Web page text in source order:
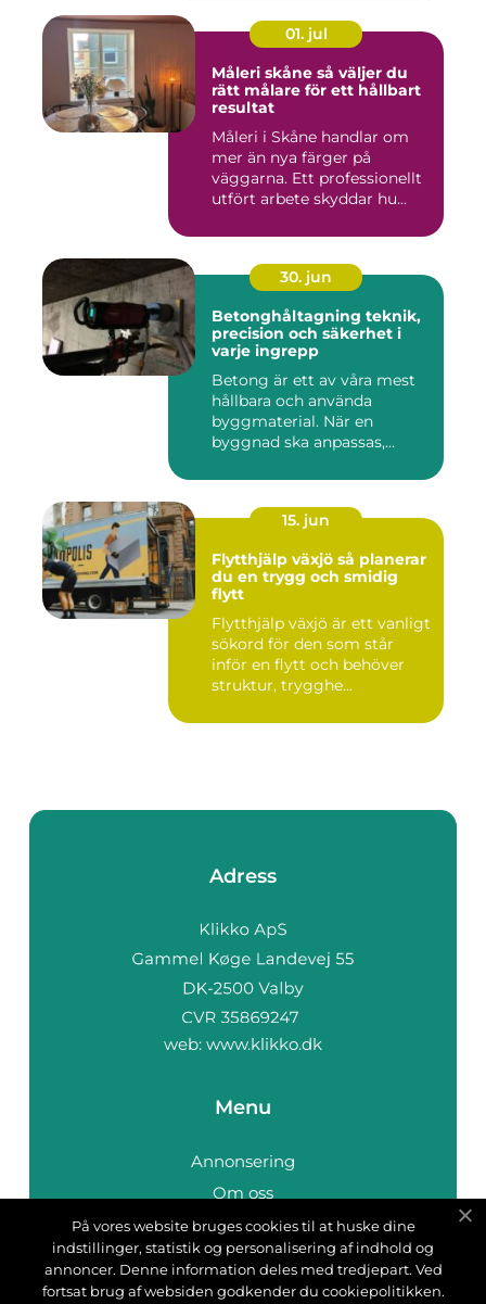
01. jul
Måleri skåne så väljer du
rätt målare för ett hållbart
resultat
Måleri i Skåne handlar om
mer än nya färger på
väggarna. Ett professionellt
utfört arbete skyddar hu...
30. jun
Betonghåltagning teknik,
precision och säkerhet i
varje ingrepp
Betong är ett av våra mest
hållbara och använda
byggmaterial. När en
byggnad ska anpassas,
15. jun
Flytthjälp växjö så planerar
du en trygg och smidig
flytt
Flytthjälp växjö är ett vanligt
sökord för den som står
inför en flytt och behöver
struktur, trygghe...
Adress
web: www.klikko.dk
Menu
Annonsering
Om oss
Cookies
Kontakta oss
Sitemap
På vores website bruges cookies til at huske dine
indstillinger, statistik og personalisering af indhold og
annoncer. Denne information deles med tredjepart. Ved
fortsat brug af websiden godkender du cookiepolitikken.